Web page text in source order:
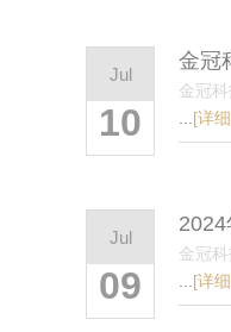
Jul
10
金冠
金冠
[详
Jul
09
金冠
[详